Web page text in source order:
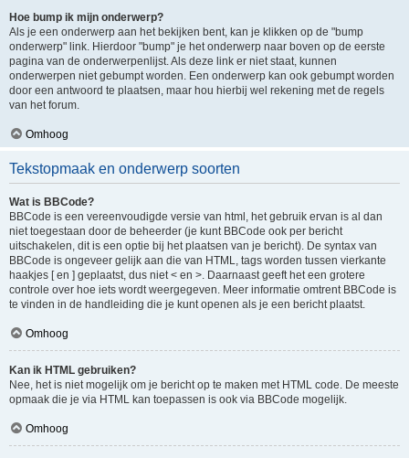
Hoe bump ik mijn onderwerp?
Als je een onderwerp aan het bekijken bent, kan je klikken op de "bump
onderwerp" link. Hierdoor "bump" je het onderwerp naar boven op de eerste
pagina van de onderwerpenlijst. Als deze link er niet staat, kunnen
onderwerpen niet gebumpt worden. Een onderwerp kan ook gebumpt worden
door een antwoord te plaatsen, maar hou hierbij wel rekening met de regels
van het forum.
Omhoog
Tekstopmaak en onderwerp soorten
Wat is BBCode?
BBCode is een vereenvoudigde versie van html, het gebruik ervan is al dan
niet toegestaan door de beheerder (je kunt BBCode ook per bericht
uitschakelen, dit is een optie bij het plaatsen van je bericht). De syntax van
BBCode is ongeveer gelijk aan die van HTML, tags worden tussen vierkante
haakjes [ en ] geplaatst, dus niet < en >. Daarnaast geeft het een grotere
controle over hoe iets wordt weergegeven. Meer informatie omtrent BBCode is
te vinden in de handleiding die je kunt openen als je een bericht plaatst.
Omhoog
Kan ik HTML gebruiken?
Nee, het is niet mogelijk om je bericht op te maken met HTML code. De meeste
opmaak die je via HTML kan toepassen is ook via BBCode mogelijk.
Omhoog